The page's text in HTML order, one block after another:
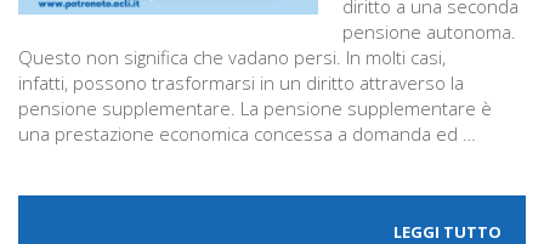
diritto a una seconda
pensione autonoma.
Questo non significa che vadano persi. In molti casi,
infatti, possono trasformarsi in un diritto attraverso la
pensione supplementare. La pensione supplementare è
una prestazione economica concessa a domanda ed …
LEGGI TUTTO